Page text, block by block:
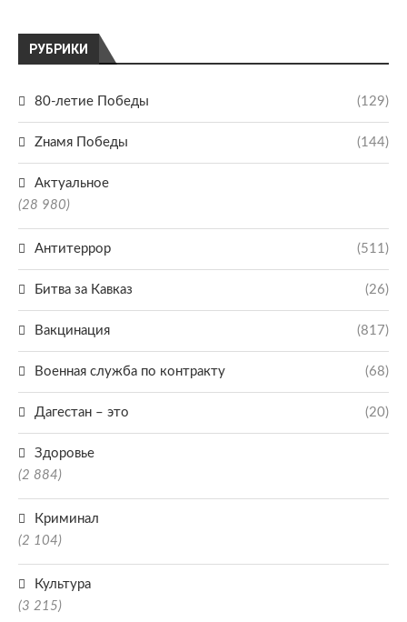
РУБРИКИ
80-летие Победы (129)
Zнамя Победы (144)
Актуальное
(28 980)
Антитеррор (511)
Битва за Кавказ (26)
Вакцинация (817)
Военная служба по контракту (68)
Дагестан – это (20)
Здоровье
(2 884)
Криминал
(2 104)
Культура
(3 215)